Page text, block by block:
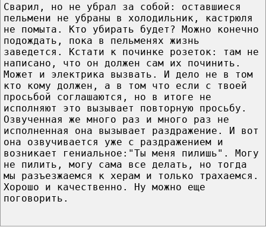
Сварил, но не убрал за собой: оставшиеся
пельмени не убраны в холодильник, кастрюля
не помыта. Кто убирать будет? Можно конечно
подождать, пока в пельменях жизнь
заведется. Кстати к починке розеток: там не
написано, что он должен сам их починить.
Может и электрика вызвать. И дело не в том
кто кому должен, а в том что если с твоей
просьбой соглашаются, но в итоге не
исполняют это вызывает повторную просьбу.
Озвученная же много раз и много раз не
исполненная она вызывает раздражение. И вот
она озвучивается уже с раздражением и
возникает гениальное:"Ты меня пилишь". Могу
не пилить, могу сама все делать, но тогда
мы разъезжаемся к херам и только трахаемся.
Хорошо и качественно. Ну можно еще
поговорить.